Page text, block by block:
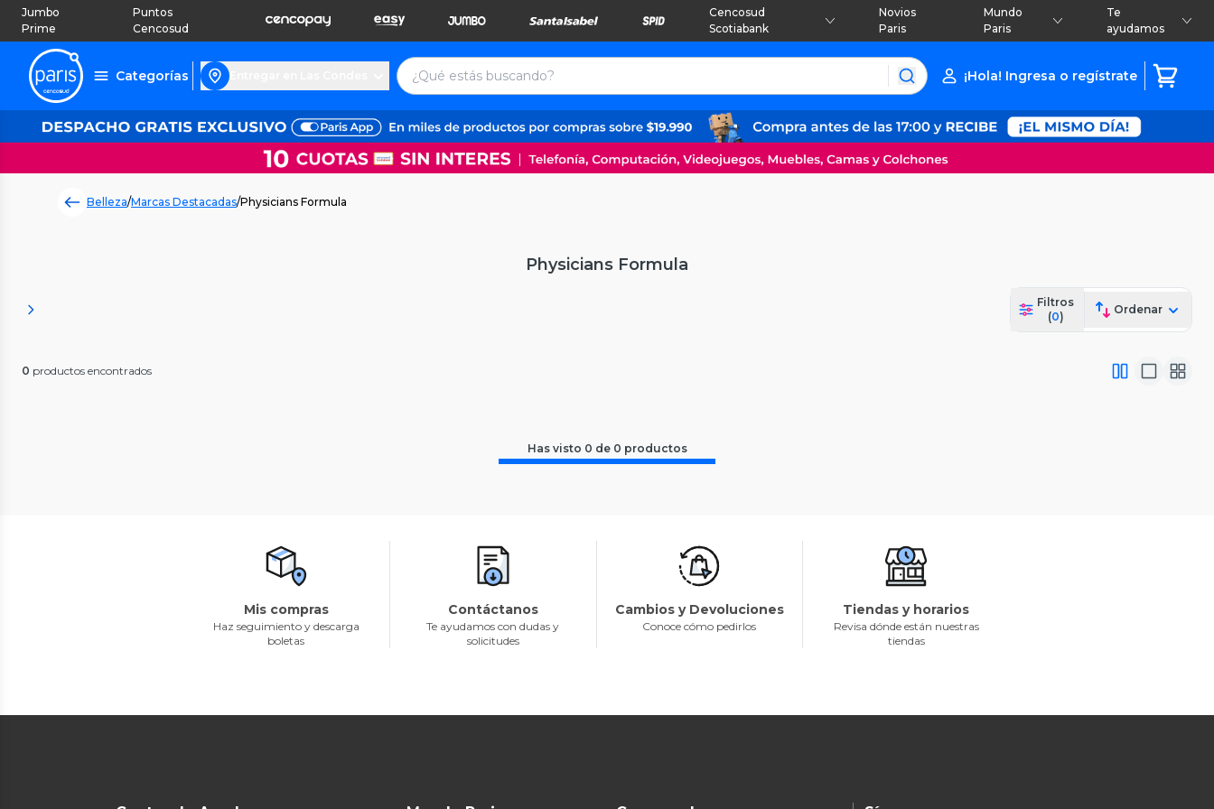
Jumbo
Prime
Puntos
Cencosud
Cencosud
Scotiabank
Novios
Paris
Mundo
Paris
Te
ayudamos
Categorías ¡Hola! Ingresa o regístrate
Belleza/Marcas Destacadas/Physicians Formula
Physicians Formula
Filtros
(0)
Ordenar
0 productos encontrados
Has visto 0 de 0 productos
Mis compras
Haz seguimiento y descarga
boletas
Contáctanos
Te ayudamos con dudas y
solicitudes
Cambios y Devoluciones
Conoce cómo pedirlos
Tiendas y horarios
Revisa dónde están nuestras
tiendas